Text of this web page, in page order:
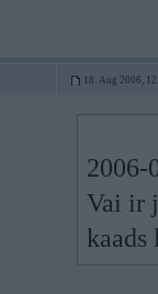
18. Aug 2006,
2006-
Vai ir
kaads